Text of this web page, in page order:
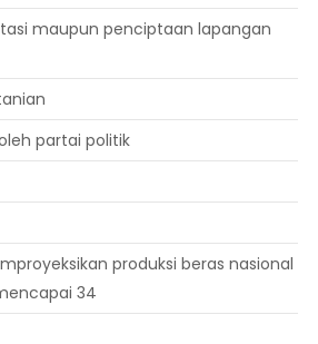
maupun penciptaan lapangan
partai politik
produksi beras nasional
34